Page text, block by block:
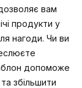
вам
продукти у
нагоди. Чи ви
допоможе
збільшити